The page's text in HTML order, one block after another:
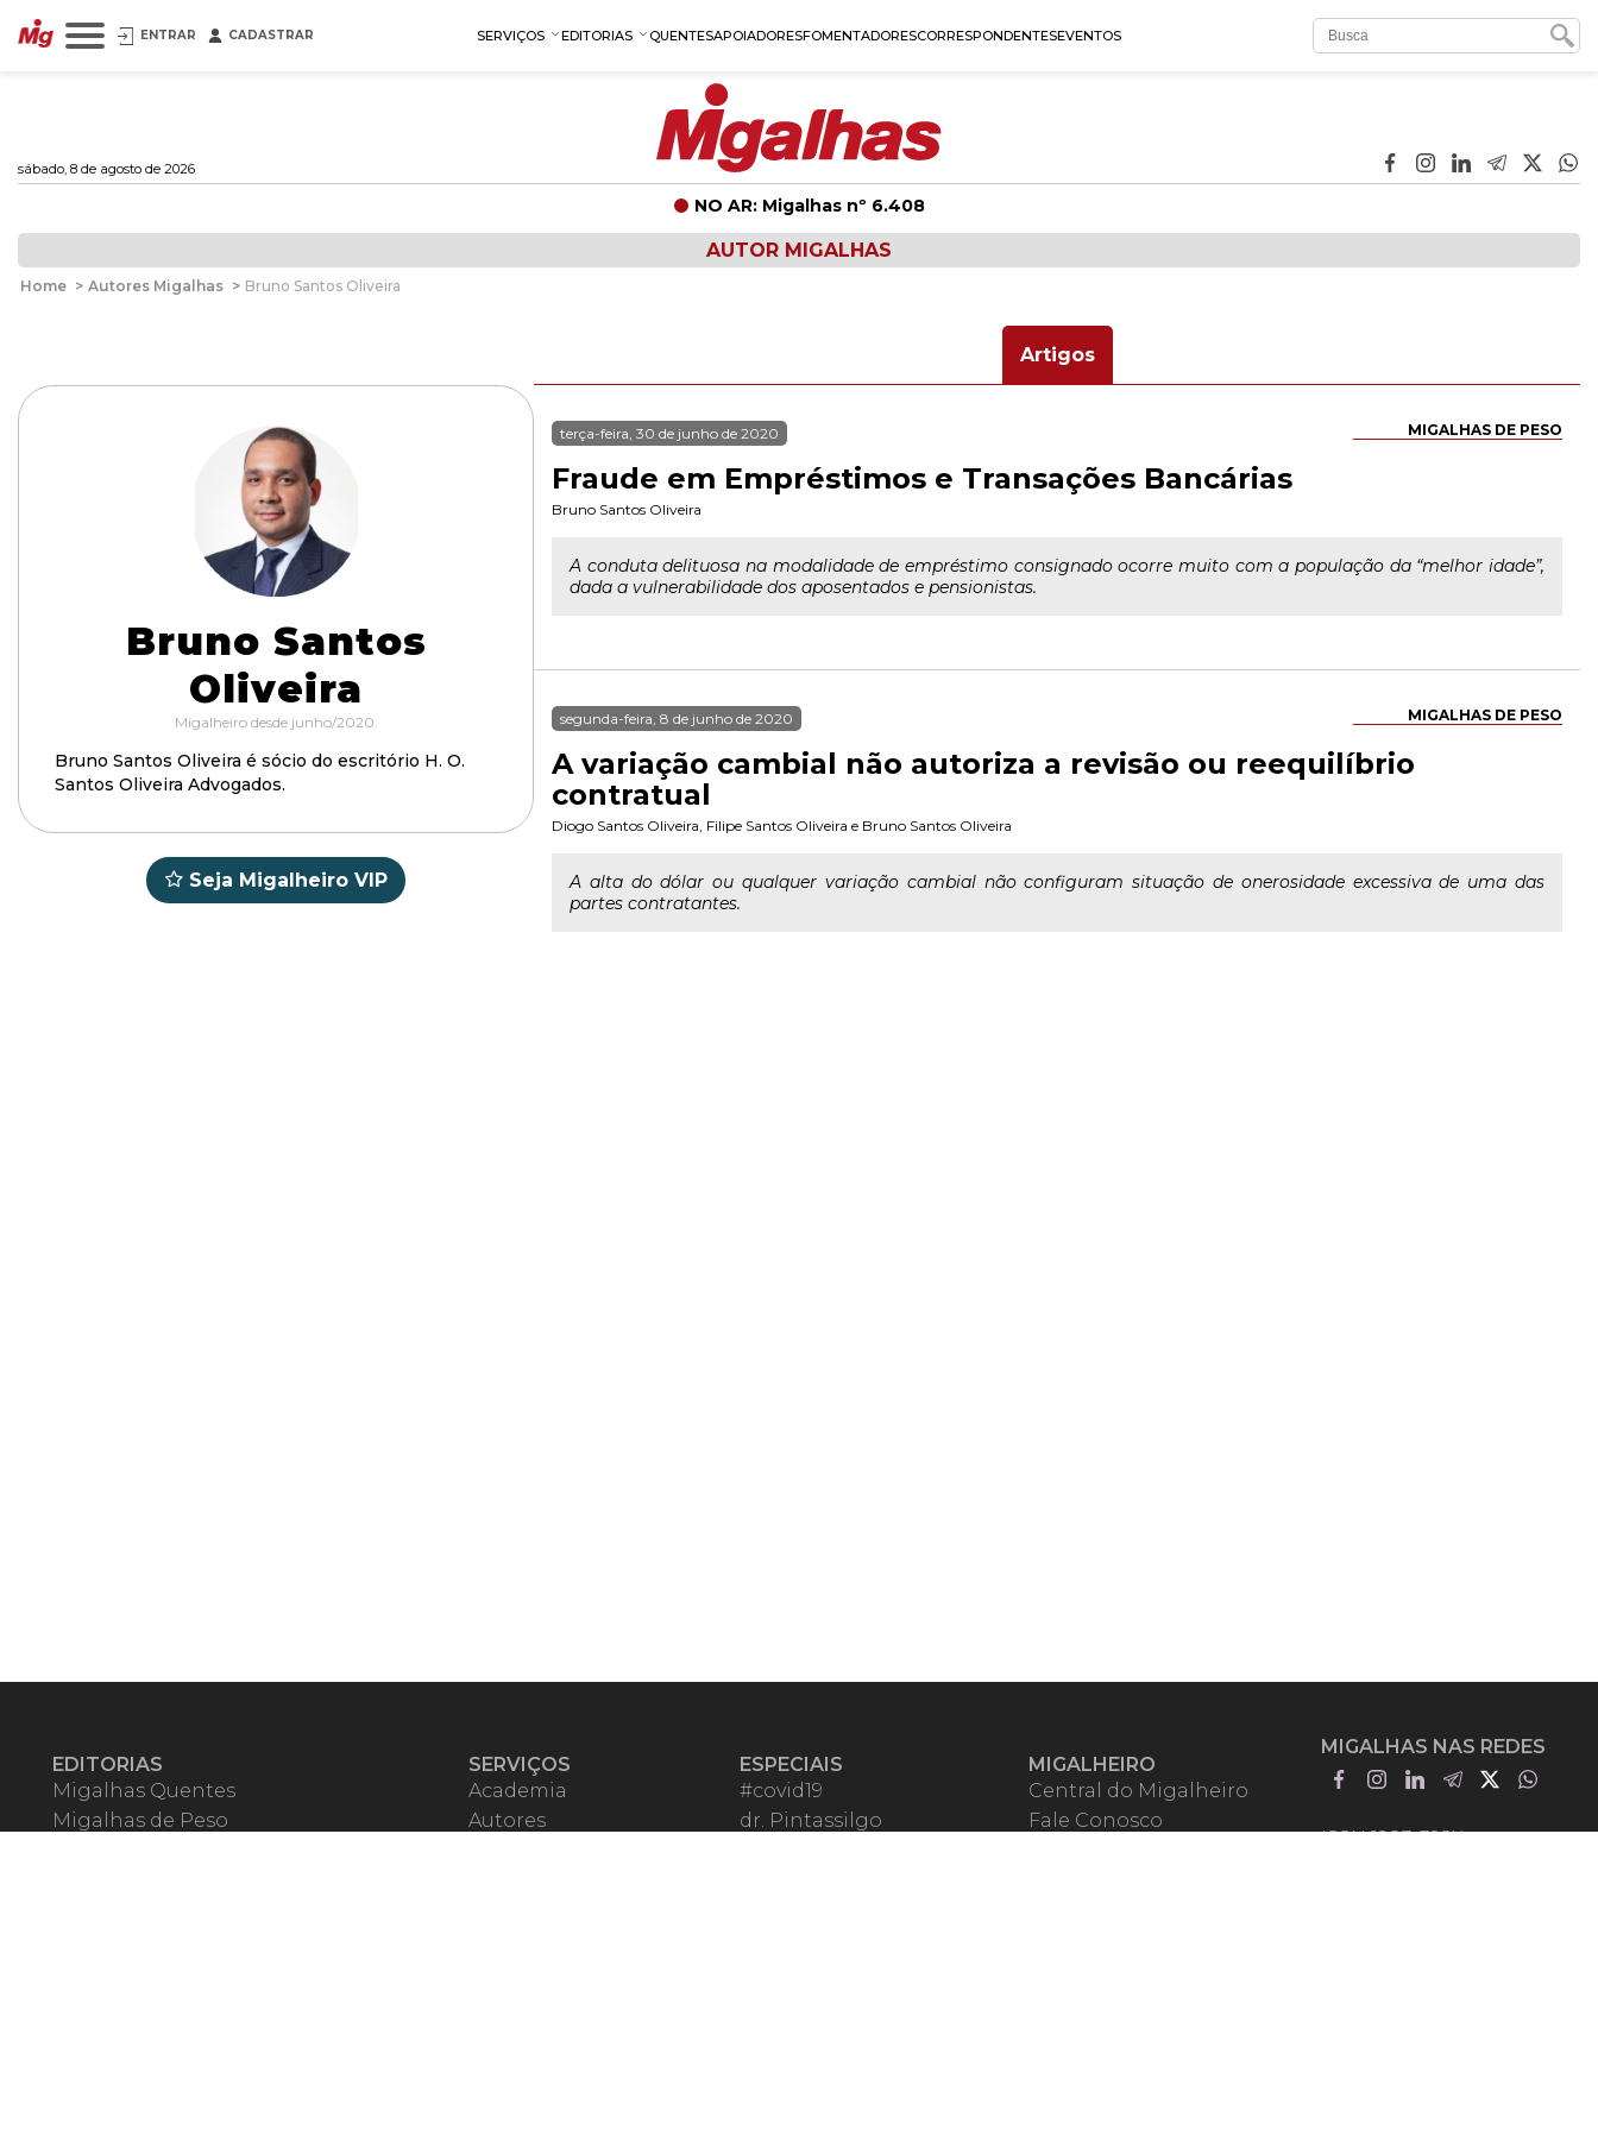
ENTRAR CADASTRAR SERVIÇOS EDITORIAS QUENTESAPOIADORESFOMENTADORESCORRESPONDENTESEVENTOS
sábado, 8 de agosto de 2026
NO AR: Migalhas nº 6.408
AUTOR MIGALHAS
Home > Autores Migalhas > Bruno Santos Oliveira
Bruno Santos
Oliveira
Migalheiro desde junho/2020.
Bruno Santos Oliveira é sócio do escritório H. O.
Santos Oliveira Advogados.
Seja Migalheiro VIP
Artigos
MIGALHAS DE PESO
terça-feira, 30 de junho de 2020
Fraude em Empréstimos e Transações Bancárias
Bruno Santos Oliveira
A conduta delituosa na modalidade de empréstimo consignado ocorre muito com a população da “melhor idade”,
dada a vulnerabilidade dos aposentados e pensionistas.
MIGALHAS DE PESO
segunda-feira, 8 de junho de 2020
A variação cambial não autoriza a revisão ou reequilíbrio
contratual
Diogo Santos Oliveira, Filipe Santos Oliveira e Bruno Santos Oliveira
A alta do dólar ou qualquer variação cambial não configuram situação de onerosidade excessiva de uma das
partes contratantes.
EDITORIAS
Migalhas Quentes
Migalhas de Peso
SERVIÇOS
Academia
Autores
ESPECIAIS
#covid19
dr. Pintassilgo
MIGALHEIRO
Central do Migalheiro
Fale Conosco
MIGALHAS NAS REDES
ISSN 1983-392X